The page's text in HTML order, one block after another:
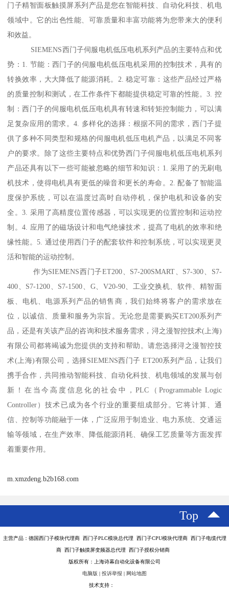
门子精智面板触摸屏系列产品是您在智能科技、自动化科技、机电
领域中。它的出色性能、可靠质量和丰富功能将为您带来大的便利
和效益。
SIEMENS西门子伺服电机低压电机系列产品的主要特点和优
势：1. 节能：西门子的伺服电机低压电机采用的控制技术，具有的
转换效率，大大降低了能源消耗。2. 稳定可靠：这些产品经过严格
的质量控制和测试，在工作条件下都能提供稳定可靠的性能。3. 控
制：西门子的伺服电机低压电机具有转速和转矩控制能力，可以满
足复杂应用的需求。4. 多样化的选择：根据不同的需求，西门子提
供了多种不同类型和规格的伺服电机低压电机产品，以满足不同客
户的要求。除了这些主要特点和优势西门子伺服电机低压电机系列
产品还具有以下一些可能被忽略的细节和知识：1. 采用了的无刷电
机技术，使得电机具有更低的噪音和更长的寿命。2. 配备了智能温
度保护系统，可以在温度过高时自动停机，保护电机和设备的安
全。3. 采用了高精度位置传感器，可以实现更的位置控制和运动控
制。4. 应用了的磁场设计和电气绝缘技术，提髙了电机的效率和绝
缘性能。5. 通过使用西门子的配套软件和控制系统，可以实现更灵
活和智能的运动控制。
作为SIEMENS西门子ET200、S7-200SMART、S7-300、S7-
400、S7-1200、S7-1500、G、V20-90、工业交换机、软件、精智面
板、电机、电源系列产品的销售商，我们始终将客户的需求放在
位，以诚信、质量和服务为宗旨。无论您是需要购买ET200系列产
品，还是有关该产品的咨询和技术服务需求，浔之漫智控技术(上海)
有限公司都将竭诚为您提供的支持和帮助。请您选择浔之漫智控技
术(上海)有限公司，选择SIEMENS西门子 ET200系列产品，让我们
携手合作，共同推动智能科技、自动化科技、机电领域的发展与创
新！在当今高度信息化的社会中，PLC（Programmable Logic
Controller）技术已成为各个行业的重要组成部分。它将计算、通
信、控制等功能融于一体，广泛应用于制造业、电力系统、交通运
输等领域，在生产效率、降低能源消耗、确保工艺质量等方面发挥
着重要作用。
m.xmzdeng.b2b168.com
Top
主营产品：德国西门子模块代理商 西门子PLC模块总代理 西门子CPU模块代理商 西门子电缆代理
商 西门子触摸屏变频器总代理 西门子授权分销商
版权所有：上海诗幕自动化设备有限公司
电脑版 | 投诉举报 | 网站地图
技术支持：